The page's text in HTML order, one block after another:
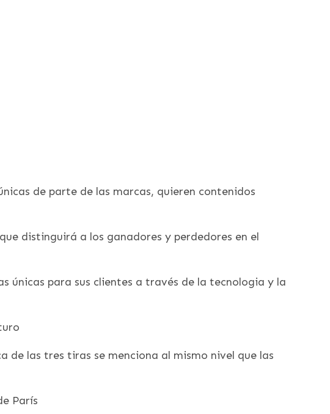
de parte de las marcas, quieren contenidos
distinguirá a los ganadores y perdedores en el
únicas para sus clientes a través de la tecnologia y la
de las tres tiras se menciona al mismo nivel que las
París